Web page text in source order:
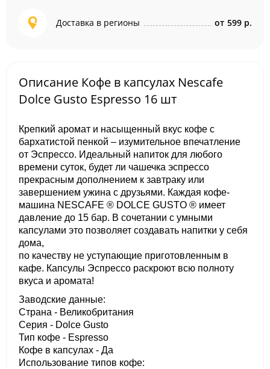
Доставка в регионы от 599 р.
Описание Кофе в капсулах Nescafe
Dolce Gusto Espresso 16 шт
Крепкий аромат и насыщенный вкус кофе с
бархатистой пенкой – изумительное впечатление
от Эспрессо. Идеальный напиток для любого
времени суток, будет ли чашечка эспрессо
прекрасным дополнением к завтраку или
завершением ужина с друзьями. Каждая кофе-
машина NESCAFE ® DOLCE GUSTO ® имеет
давление до 15 бар. В сочетании с умными
капсулами это позволяет создавать напитки у себя
дома,
по качеству не уступающие приготовленным в
кафе. Капсулы Эспрессо раскроют всю полноту
вкуса и аромата!
Заводские данные:
Страна - Великобритания
Серия - Dolce Gusto
Тип кофе - Espresso
Кофе в капсулах - Да
Использование типов кофе: